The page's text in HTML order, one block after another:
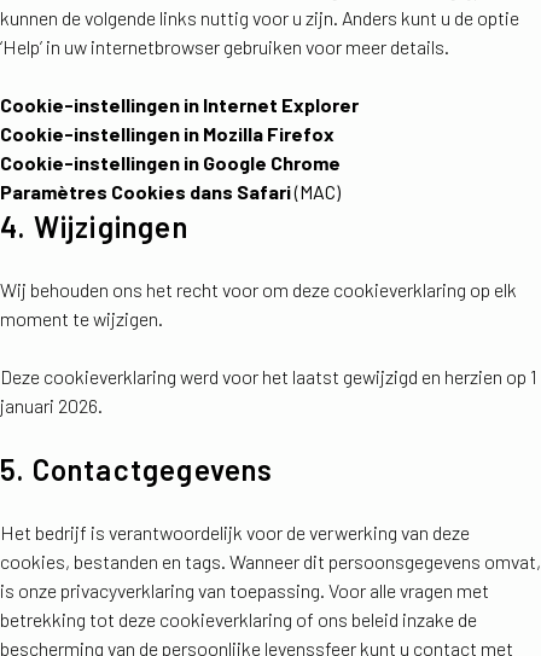
kunnen de volgende links nuttig voor u zijn. Anders kunt u de optie
‘Help’ in uw internetbrowser gebruiken voor meer details.
Cookie-instellingen in Internet Explorer
Cookie-instellingen in Mozilla Firefox
Cookie-instellingen in Google Chrome
Paramètres Cookies dans Safari(MAC)
4. Wijzigingen
Wij behouden ons het recht voor om deze cookieverklaring op elk
moment te wijzigen.
Deze cookieverklaring werd voor het laatst gewijzigd en herzien op 1
januari 2026.
5. Contactgegevens
Het bedrijf is verantwoordelijk voor de verwerking van deze
cookies, bestanden en tags. Wanneer dit persoonsgegevens omvat,
is onze privacyverklaring van toepassing. Voor alle vragen met
betrekking tot deze cookieverklaring of ons beleid inzake de
bescherming van de persoonlijke levenssfeer kunt u contact met